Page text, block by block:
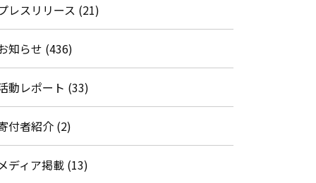
レスリリース (21)
知らせ (436)
動レポート (33)
付者紹介 (2)
メディア掲載 (13)